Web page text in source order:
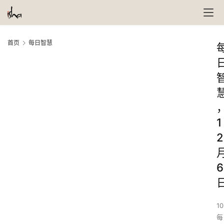
首页 每日智慧
1
2
6